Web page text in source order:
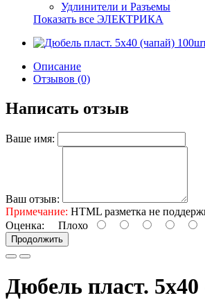
Удлинители и Разъемы
Показать все ЭЛЕКТРИКА
Описание
Отзывов (0)
Написать отзыв
Ваше имя:
Ваш отзыв:
Примечание: HTML разметка не
Оценка: Плохо
Продолжить
Дюбель пласт.